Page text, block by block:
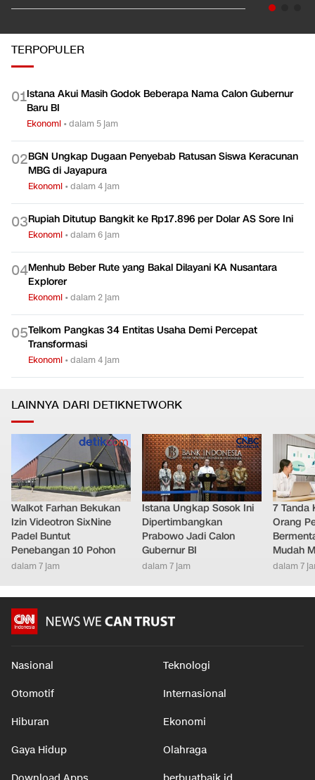
TERPOPULER
01Istana Akui Masih Godok Beberapa Nama Calon Gubernur
Baru BI
Ekonomi •dalam 5 jam
02BGN Ungkap Dugaan Penyebab Ratusan Siswa Keracunan
MBG di Jayapura
Ekonomi •dalam 4 jam
03Rupiah Ditutup Bangkit ke Rp17.896 per Dolar AS Sore Ini
Ekonomi •dalam 6 jam
04Menhub Beber Rute yang Bakal Dilayani KA Nusantara
Explorer
Ekonomi •dalam 2 jam
05Telkom Pangkas 34 Entitas Usaha Demi Percepat
Transformasi
Ekonomi •dalam 4 jam
LAINNYA DARI DETIKNETWORK
Walkot Farhan Bekukan
Izin Videotron SixNine
Padel Buntut
Penebangan 10 Pohon
dalam 7 jam
Istana Ungkap Sosok Ini
Dipertimbangkan
Prabowo Jadi Calon
Gubernur BI
dalam 7 jam
7 Tanda
Orang
Mudah
dalam 7
Nasional Teknologi
Otomotif Internasional
Hiburan Ekonomi
Gaya Hidup Olahraga